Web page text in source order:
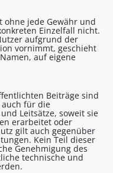
ohne jede Gewähr und
Einzelfall nicht.
aufgrund der
vornimmt, geschieht
auf eigene
Beiträge sind
für die
Leitsätze, soweit sie
erarbeitet oder
gilt auch gegenüber
Kein Teil dieser
Genehmigung des
technische und